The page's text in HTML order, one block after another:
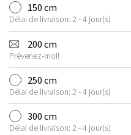
150 cm
Délai de livraison: 2 - 4 jour(s)
200 cm
Prévenez-moi!
250 cm
Délai de livraison: 2 - 4 jour(s)
300 cm
Délai de livraison: 2 - 4 jour(s)